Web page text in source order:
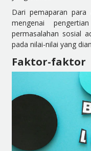
Dari pemaparan
mengenai
permasalahan sosial
pada nilai-nilai yang
Faktor-faktor